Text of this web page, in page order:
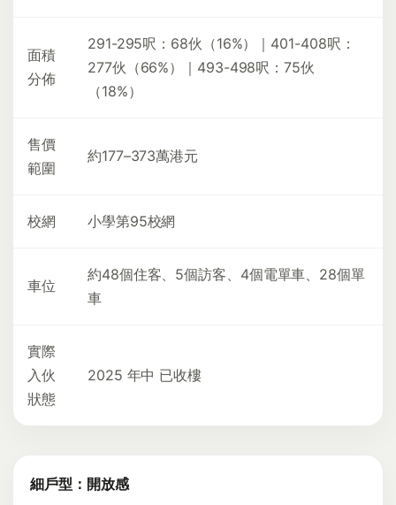
面積
分佈
291-295呎：68伙（16%）｜401-408呎：
277伙（66%）｜493-498呎：75伙
（18%）
售價
範圍
約177–373萬港元
校網 小學第95校網
車位
約48個住客、5個訪客、4個電單車、28個單
車
實際
入伙
狀態
2025 年中 已收樓
細戶型：開放感